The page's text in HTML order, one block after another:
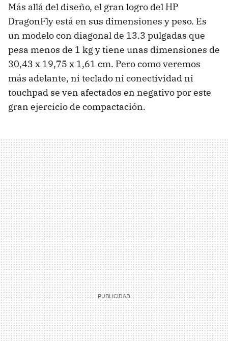
Más allá del diseño, el gran logro del HP
DragonFly está en sus dimensiones y peso. Es
un modelo con diagonal de 13.3 pulgadas que
pesa menos de 1 kg y tiene unas dimensiones de
30,43 x 19,75 x 1,61 cm. Pero como veremos
más adelante, ni teclado ni conectividad ni
touchpad se ven afectados en negativo por este
gran ejercicio de compactación.